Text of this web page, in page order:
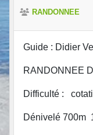
RANDONNEE
Guide : Didier
RANDONNEE
Difficulté :
Dénivelé 700m